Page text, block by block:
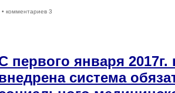
• комментариев 3
первого января 2017г.
система